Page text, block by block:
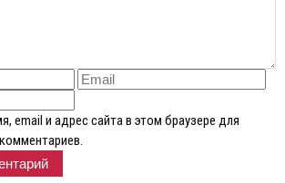
email и адрес сайта в этом браузере для